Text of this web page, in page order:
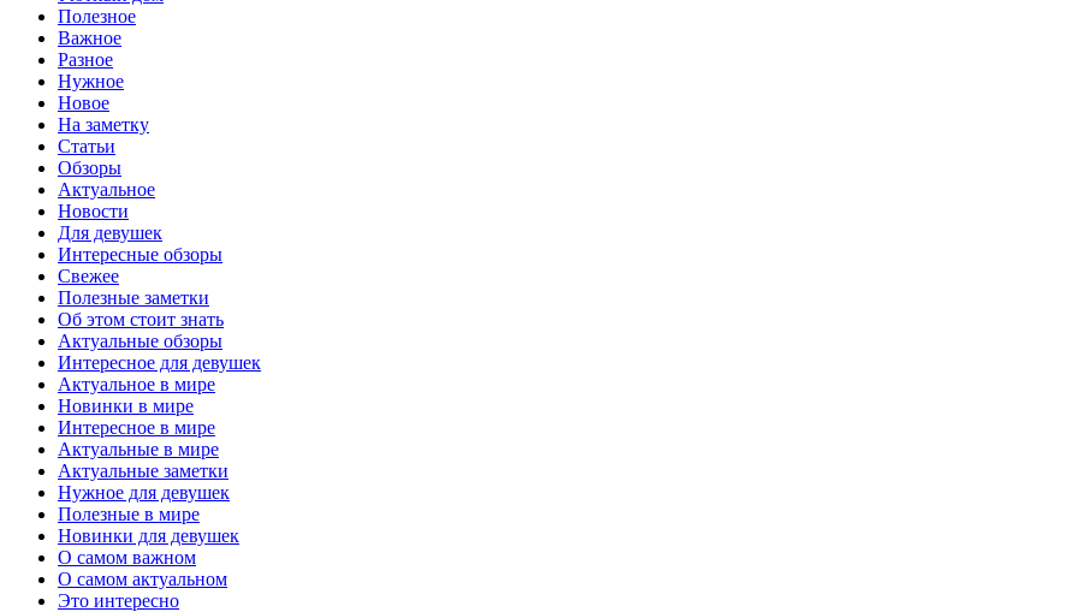
Полезное
Важное
Разное
Нужное
Новое
На заметку
Статьи
Обзоры
Актуальное
Новости
Для девушек
Интересные обзоры
Свежее
Полезные заметки
Об этом стоит знать
Актуальные обзоры
Интересное для девушек
Актуальное в мире
Новинки в мире
Интересное в мире
Актуальные в мире
Актуальные заметки
Нужное для девушек
Полезные в мире
Новинки для девушек
О самом важном
О самом актуальном
Это интересно